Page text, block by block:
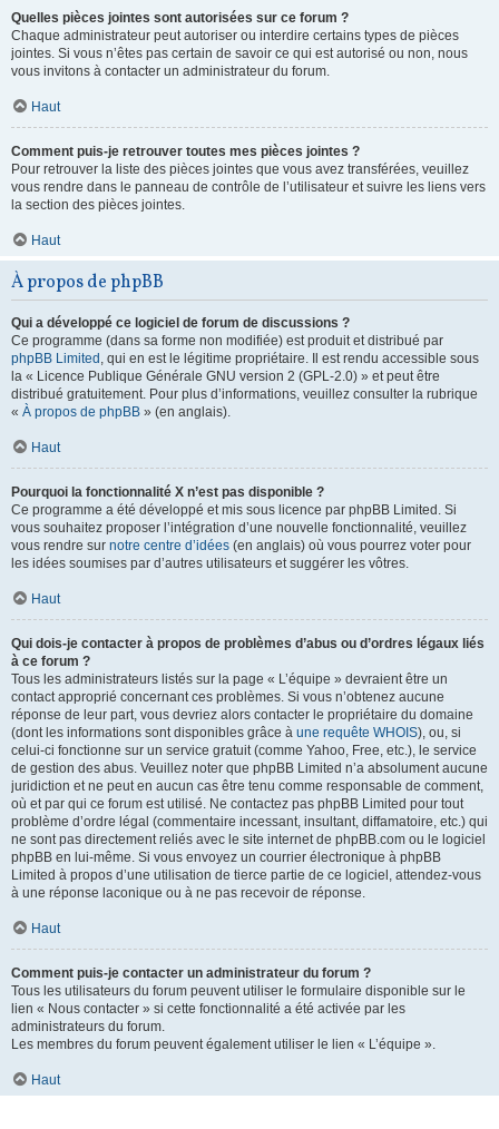
Quelles pièces jointes sont autorisées sur ce forum ?
Chaque administrateur peut autoriser ou interdire certains types de pièces
jointes. Si vous n’êtes pas certain de savoir ce qui est autorisé ou non, nous
vous invitons à contacter un administrateur du forum.
Haut
Comment puis-je retrouver toutes mes pièces jointes ?
Pour retrouver la liste des pièces jointes que vous avez transférées, veuillez
vous rendre dans le panneau de contrôle de l’utilisateur et suivre les liens vers
la section des pièces jointes.
Haut
À propos de phpBB
Qui a développé ce logiciel de forum de discussions ?
Ce programme (dans sa forme non modifiée) est produit et distribué par
phpBB Limited , qui en est le légitime propriétaire. Il est rendu accessible sous
la « Licence Publique Générale GNU version 2 (GPL-2.0) » et peut être
distribué gratuitement. Pour plus d’informations, veuillez consulter la rubrique
« À propos de phpBB » (en anglais).
Haut
Pourquoi la fonctionnalité X n’est pas disponible ?
Ce programme a été développé et mis sous licence par phpBB Limited. Si
vous souhaitez proposer l’intégration d’une nouvelle fonctionnalité, veuillez
vous rendre sur notre centre d’idées (en anglais) où vous pourrez voter pour
les idées soumises par d’autres utilisateurs et suggérer les vôtres.
Haut
Qui dois-je contacter à propos de problèmes d’abus ou d’ordres légaux liés
à ce forum ?
Tous les administrateurs listés sur la page « L’équipe » devraient être un
contact approprié concernant ces problèmes. Si vous n’obtenez aucune
réponse de leur part, vous devriez alors contacter le propriétaire du domaine
(dont les informations sont disponibles grâce à une requête WHOIS), ou, si
celui-ci fonctionne sur un service gratuit (comme Yahoo, Free, etc.), le service
de gestion des abus. Veuillez noter que phpBB Limited n’a absolument aucune
juridiction et ne peut en aucun cas être tenu comme responsable de comment,
où et par qui ce forum est utilisé. Ne contactez pas phpBB Limited pour tout
problème d’ordre légal (commentaire incessant, insultant, diffamatoire, etc.) qui
ne sont pas directement reliés avec le site internet de phpBB.com ou le logiciel
phpBB en lui-même. Si vous envoyez un courrier électronique à phpBB
Limited à propos d’une utilisation de tierce partie de ce logiciel, attendez-vous
à une réponse laconique ou à ne pas recevoir de réponse.
Haut
Comment puis-je contacter un administrateur du forum ?
Tous les utilisateurs du forum peuvent utiliser le formulaire disponible sur le
lien « Nous contacter » si cette fonctionnalité a été activée par les
administrateurs du forum.
Les membres du forum peuvent également utiliser le lien « L’équipe ».
Haut